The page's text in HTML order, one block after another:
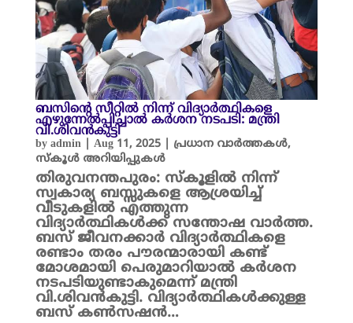
ബസിന്റെ സീറ്റിൽ നിന്ന് വിദ്യാർത്ഥികളെ
എഴുന്നേൽപ്പിച്ചാൽ കർശന നടപടി: മന്ത്രി
വി.ശിവൻകുട്ടി
by admin| Aug 11, 2025| പ്രധാന വാർത്തകൾ,
സ്കൂൾ അറിയിപ്പുകൾ
തിരുവനന്തപുരം: സ്കൂളിൽ നിന്ന്
സ്വകാര്യ ബസ്സുകളെ ആശ്രയിച്ച്
വീടുകളിൽ എത്തുന്ന
വിദ്യാർത്ഥികൾക്ക് സന്തോഷ വാർത്ത.
ബസ് ജീവനക്കാർ വിദ്യാർത്ഥികളെ
രണ്ടാം തരം പൗരന്മാരായി കണ്ട്
മോശമായി പെരുമാറിയാൽ കർശന
നടപടിയുണ്ടാകുമെന്ന് മന്ത്രി
വി.ശിവൻകുട്ടി. വിദ്യാർത്ഥികൾക്കുള്ള
ബസ് കൺസഷൻ…